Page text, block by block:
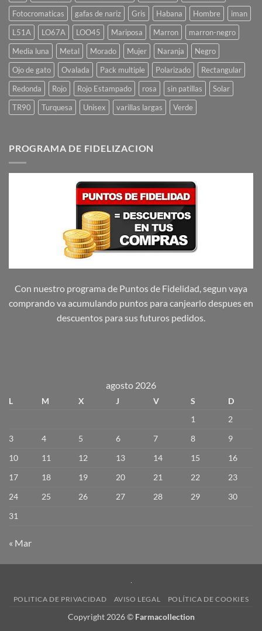
Fotocromaticas
gafas de nariz Gris Habana Hombre
iman
L51A
LO67A LOO45 Mariposa Marron
marron-negro
Media luna
Metal Morado Mujer Naranja
Negro
Ojo de gato
Ovalada Pack multiple Polarizado
Rectangular
Redonda
Rojo Rojo Estampado rosa sin patillas
Solar
TR90
Turquesa Unisex varillas largas Verde
PROGRAMA DE FIDELIZACION
Con nuestro programa de Puntos de Fidelidad, segun vaya
comprando va acumulando puntos para canjearlo despues en
descuentos para sus futuros pedidos.
agosto 2026
L M X J V S
D
1
2
3
4 5 6 7 8
9
10
11 12 13 14 15
16
17
18 19 20 21 22
23
24
25 26 27 28 29
30
31
« Mar
POLITICA DE PRIVACIDAD AVISO LEGAL POLÍTICA DE COOKIES
Copyright 2026 © Farmacollection